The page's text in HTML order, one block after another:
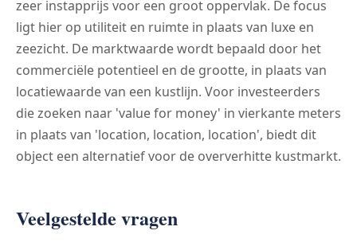
zeer instapprijs voor een groot oppervlak. De focus
ligt hier op utiliteit en ruimte in plaats van luxe en
zeezicht. De marktwaarde wordt bepaald door het
commerciële potentieel en de grootte, in plaats van
locatiewaarde van een kustlijn. Voor investeerders
die zoeken naar 'value for money' in vierkante meters
in plaats van 'location, location, location', biedt dit
object een alternatief voor de oververhitte kustmarkt.
Veelgestelde vragen